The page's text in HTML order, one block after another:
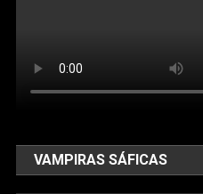
VAMPIRAS SÁFICAS